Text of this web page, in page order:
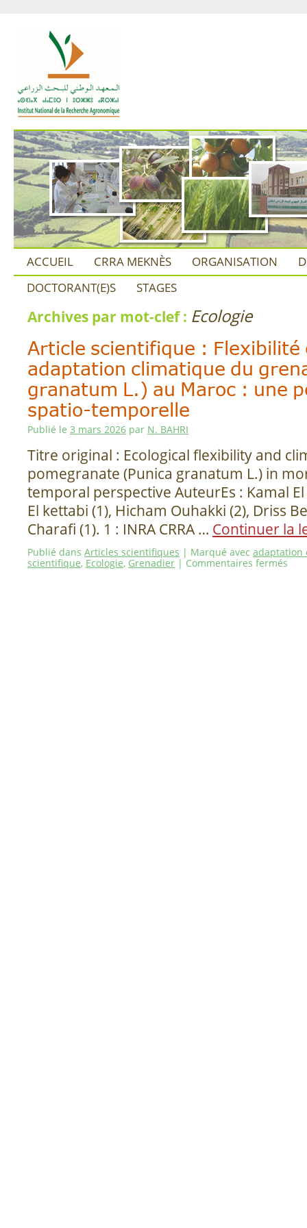
ACCUEIL CRRA MEKNÈS ORGANISATION
DOCTORANT(E)S
STAGES
Archives par mot-clef : Ecologie
Article scientifique : Flexibilité
adaptation climatique du
granatum L.) au Maroc : une
spatio-temporelle
Publié le 3 mars 2026 par N. BAHRI
Titre original : Ecological flexibility and
pomegranate (Punica granatum L.) in
temporal perspective AuteurEs : Kamal El
El kettabi (1), Hicham Ouhakki (2), Driss
Charafi (1). 1 : INRA CRRA … Continuer la
Publié dans Articles scientifiques | Marqué avec adaptation
scientifique, Ecologie, Grenadier | Commentaires fermés